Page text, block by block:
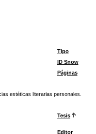
Tipo
ID Snow
Páginas
estéticas literarias personales.
Tesis
Editor